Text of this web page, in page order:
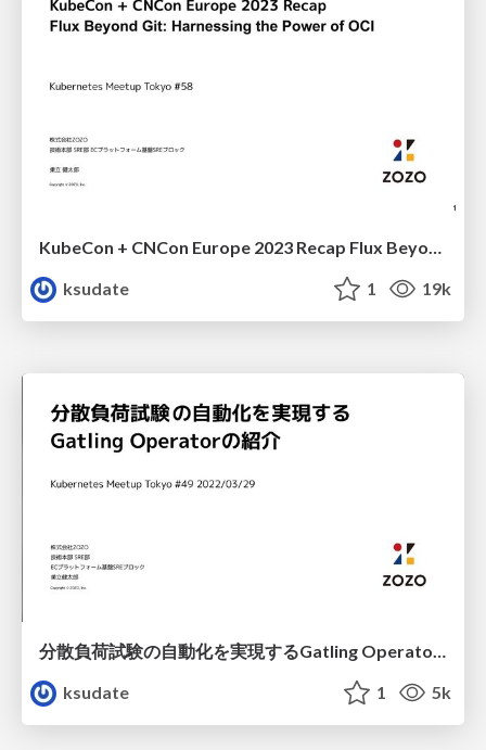
ksudate
1 19k
分散負荷試験の自動化を実現するGatling Operatorの紹介
ksudate
1 5k